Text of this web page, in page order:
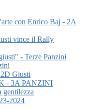
con Enrico Baj - 2A
vince il Rally
- Terze Panzini
Giusti
- 3A PANZINI
gentilezza
2024